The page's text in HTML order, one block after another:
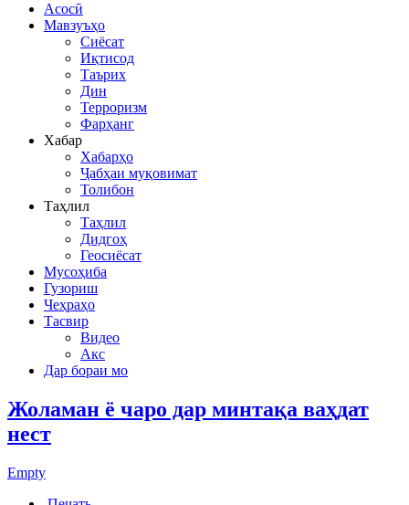
Асосӣ
Мавзуъҳо
Сиёсат
Иқтисод
Таърих
Дин
Терроризм
Фарҳанг
Хабар
Хабарҳо
Ҷабҳаи муқовимат
Толибон
Таҳлил
Таҳлил
Дидгоҳ
Геосиёсат
Мусоҳиба
Гузориш
Чеҳраҳо
Тасвир
Видео
Акс
Дар бораи мо
Жоламан ё чаро дар минтақа ваҳдат
нест
Empty